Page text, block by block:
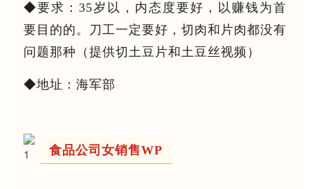
◆要求：35岁以，内态度要好，以赚钱为首
要目的的。刀工一定要好，切肉和片肉都没有
问题那种（提供切土豆片和土豆丝视频）
◆地址：海军部
食品公司女销售WP